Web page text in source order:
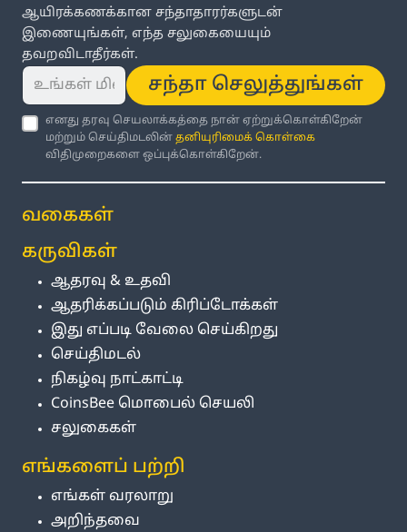
ஆயிரக்கணக்கான சந்தாதாரர்களுடன்
இணையுங்கள், எந்த சலுகையையும்
தவறவிடாதீர்கள்.
சந்தா செலுத்துங்கள்
எனது தரவு செயலாக்கத்தை நான் ஏற்றுக்கொள்கிறேன்
மற்றும் செய்திமடலின்தனியுரிமைக் கொள்கை
விதிமுறைகளை ஒப்புக்கொள்கிறேன்.
வகைகள்
கருவிகள்
ஆதரவு & உதவி
ஆதரிக்கப்படும் கிரிப்டோக்கள்
இது எப்படி வேலை செய்கிறது
செய்திமடல்
நிகழ்வு நாட்காட்டி
CoinsBee மொபைல் செயலி
சலுகைகள்
எங்களைப் பற்றி
எங்கள் வரலாறு
அறிந்தவை